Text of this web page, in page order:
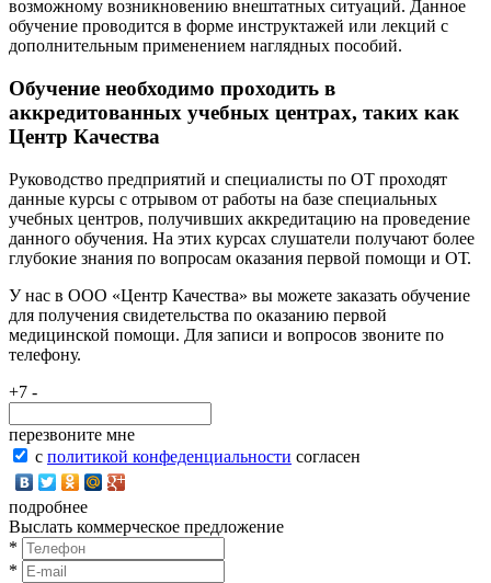
возможному возникновению внештатных ситуаций. Данное
обучение проводится в форме инструктажей или лекций с
дополнительным применением наглядных пособий.
Обучение необходимо проходить в
аккредитованных учебных центрах, таких как
Центр Качества
Руководство предприятий и специалисты по ОТ проходят
данные курсы с отрывом от работы на базе специальных
учебных центров, получивших аккредитацию на проведение
данного обучения. На этих курсах слушатели получают более
глубокие знания по вопросам оказания первой помощи и ОТ.
У нас в ООО «Центр Качества» вы можете заказать обучение
для получения свидетельства по оказанию первой
медицинской помощи. Для записи и вопросов звоните по
телефону.
+7 -
перезвоните мне
с политикой конфеденциальности согласен
подробнее
Выслать коммерческое предложение
*
*